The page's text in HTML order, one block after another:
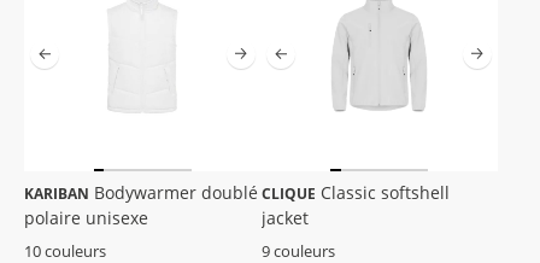
KARIBAN
polaire unisexe
10 couleurs
CLIQUE
jacket
9 couleurs